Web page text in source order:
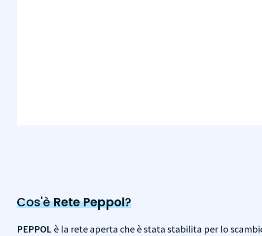
Cos'èRete Peppol?
PEPPOL è la rete aperta che è stata stabilita per lo